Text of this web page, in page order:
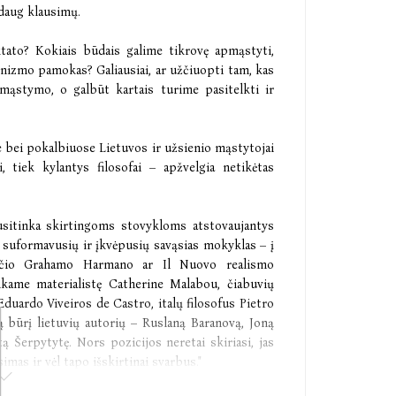
klausimų.
Kokiais būdais galime tikrovę apmąstyti,
pamokas? Galiausiai, ar užčiuopti tam, kas
o galbūt kartais turime pasitelkti ir
bei pokalbiuose Lietuvos ir užsienio mąstytojai
kylantys filosofai – apžvelgia netikėtas
skirtingoms stovykloms atstovaujantys
ir įkvėpusių savąsias mokyklas – į
Grahamo Harmano ar Il Nuovo realismo
materialistę Catherine Malabou, čiabuvių
Viveiros de Castro, italų filosofus Pietro
lietuvių autorių – Ruslaną Baranovą, Joną
Šerpytytę. Nors pozicijos neretai skiriasi, jas
ir vėl tapo išskirtinai svarbus."